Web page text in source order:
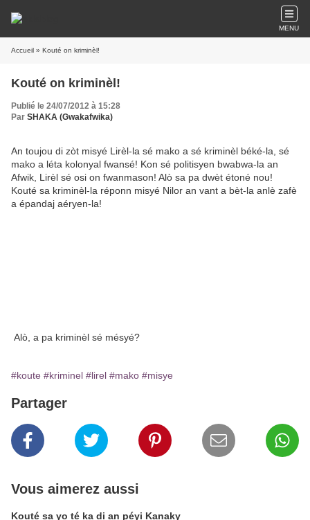
MENU
Accueil » Kouté on kriminèl!
Kouté on kriminèl!
Publié le 24/07/2012 à 15:28
Par SHAKA (Gwakafwika)
An toujou di zòt misyé Lirèl-la sé mako a sé kriminèl béké-la, sé
mako a léta kolonyal fwansé! Kon sé politisyen bwabwa-la an
Afwik, Lirèl sé osi on fwanmason! Alò sa pa dwèt étoné nou!
Kouté sa kriminèl-la réponn misyé Nilor an vant a bèt-la anlè zafè
a épandaj aéryen-la!
Alò, a pa kriminèl sé mésyé?
#koute #kriminel #lirel #mako #misye
Partager
Vous aimerez aussi
Kouté sa yo té ka di an péyi Kanaky